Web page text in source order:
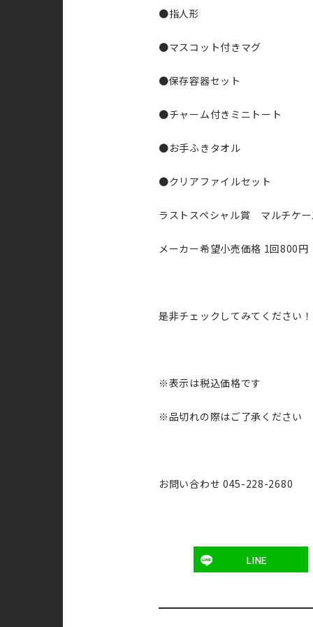
●指人形
●マスコット付きマグ
●保存容器セット
●チャーム付きミニトート
●お手ふきタオル
●クリアファイルセット
ラストスペシャル賞 マルチケー
メーカー希望小売価格 1回800円
是非チェックしてみてください！
※表示は税込価格です
※品切れの際はご了承ください
お問い合わせ 045-228-2680
LINE